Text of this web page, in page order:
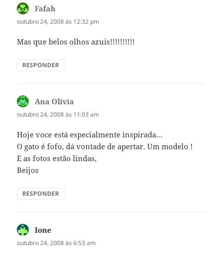
Fafah
outubro 24, 2008 às 12:32 pm
Mas que belos olhos azuis!!!!!!!!!!
RESPONDER
Ana Olivia
outubro 24, 2008 às 11:03 am
Hoje voce está especialmente inspirada…
O gato é fofo, dá vontade de apertar. Um modelo !
E as fotos estão lindas,
Beijos
RESPONDER
Ione
outubro 24, 2008 às 6:53 am